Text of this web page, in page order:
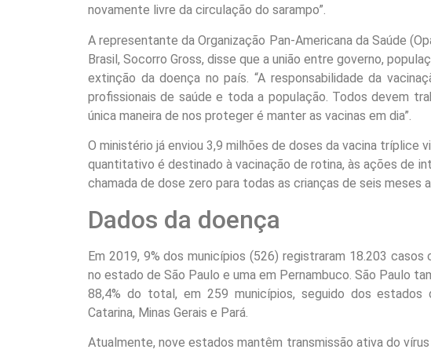
novamente livre da circulação do sarampo”.
A representante da Organização Pan-Americana da Saúde
Brasil, Socorro Gross, disse que a união entre governo,
extinção da doença no país. “A responsabilidade da
profissionais de saúde e toda a população. Todos devem
única maneira de nos proteger é manter as vacinas em dia”.
O ministério já enviou 3,9 milhões de doses da vacina tríplice
quantitativo é destinado à vacinação de rotina, às ações de
chamada de dose zero para todas as crianças de seis meses
Dados da doença
Em 2019, 9% dos municípios (526) registraram 18.203
no estado de São Paulo e uma em Pernambuco. São Paulo
88,4% do total, em 259 municípios, seguido dos estados
Catarina, Minas Gerais e Pará.
Atualmente, nove estados mantêm transmissão ativa do